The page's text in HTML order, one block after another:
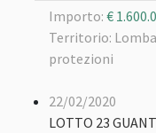
Importo: €
Territorio:
protezioni
22/02/2020
LOTTO 23